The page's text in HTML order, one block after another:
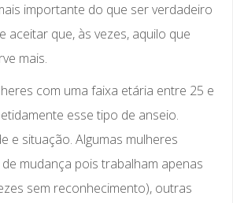
importante do que ser verdadeiro
aceitar que, às vezes, aquilo que
mais.
com uma faixa etária entre 25 e
esse tipo de anseio.
e situação. Algumas mulheres
mudança pois trabalham apenas
sem reconhecimento), outras